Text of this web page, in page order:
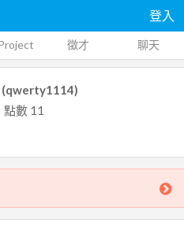
登入
徵才 聊天
(qwerty1114)
數 11